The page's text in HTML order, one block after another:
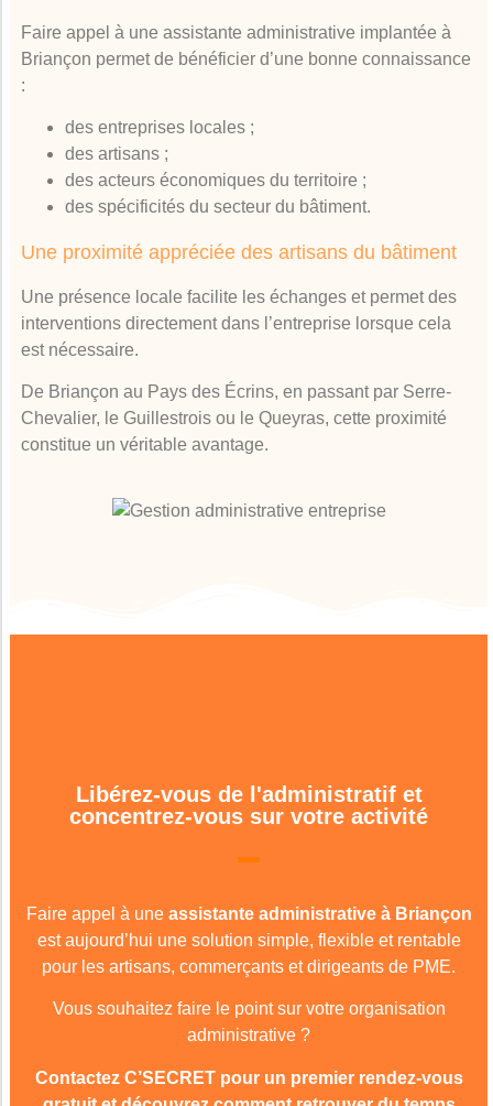
Faire appel à une assistante administrative implantée à
Briançon permet de bénéficier d’une bonne connaissance
:
des entreprises locales ;
des artisans ;
des acteurs économiques du territoire ;
des spécificités du secteur du bâtiment.
Une proximité appréciée des artisans du bâtiment
Une présence locale facilite les échanges et permet des
interventions directement dans l’entreprise lorsque cela
est nécessaire.
De Briançon au Pays des Écrins, en passant par Serre-
Chevalier, le Guillestrois ou le Queyras, cette proximité
constitue un véritable avantage.
Libérez-vous de l'administratif et
concentrez-vous sur votre activité
Faire appel à une assistante administrative à Briançon
est aujourd’hui une solution simple, flexible et rentable
pour les artisans, commerçants et dirigeants de PME.
Vous souhaitez faire le point sur votre organisation
administrative ?
Contactez C’SECRET pour un premier rendez-vous